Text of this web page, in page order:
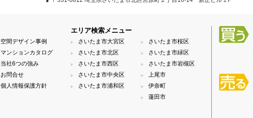
空間デザイン事例
マンションカタログ
当社6つの強み
お問合せ
個人情報保護方針
エリア検索メニュー
さいたま市大宮区
さいたま市北区
さいたま市西区
さいたま市中央区
さいたま市浦和区
さいたま市桜区
さいたま市緑区
さいたま市岩槻区
上尾市
伊奈町
蓮田市